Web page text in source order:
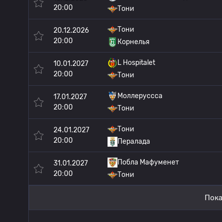
20:00
Тони
20.12.2026
20:00
Тони
Корнелья
10.01.2027
20:00
L Hospitalet
Тони
17.01.2027
20:00
Моллеруссса
Тони
24.01.2027
20:00
Тони
Пералада
31.01.2027
20:00
Побла Мафуменет
Тони